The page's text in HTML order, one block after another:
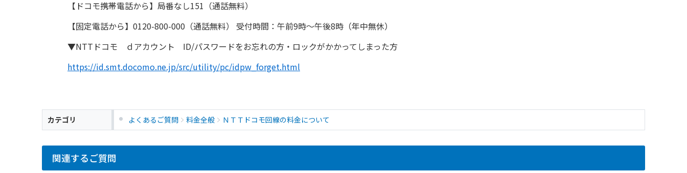
【ドコモ携帯電話から】局番なし151（通話無料）
【固定電話から】0120-800-000（通話無料） 受付時間：午前9時～午後8時（年中無休）
▼NTTドコモ ｄアカウント ID/パスワードをお忘れの方・ロックがかかってしまった方
https://id.smt.docomo.ne.jp/src/utility/pc/idpw_forget.html
カテゴリ よくあるご質問 料金全般 ＮＴＴドコモ回線の料金について
関連するご質問